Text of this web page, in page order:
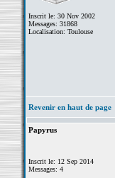
Inscrit le: 30 Nov 2002
Messages: 31868
Localisation: Toulouse
Revenir en haut de page
Papyrus
Inscrit le: 12 Sep 2014
Messages: 4